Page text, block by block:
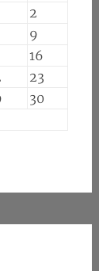
2
9
16
23
30